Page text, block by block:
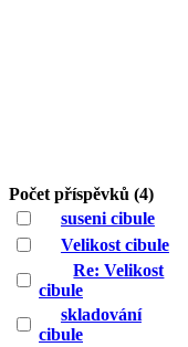
Počet příspěvků (4)
suseni cibule
Velikost cibule
Re: Velikost
cibule
skladování
cibule